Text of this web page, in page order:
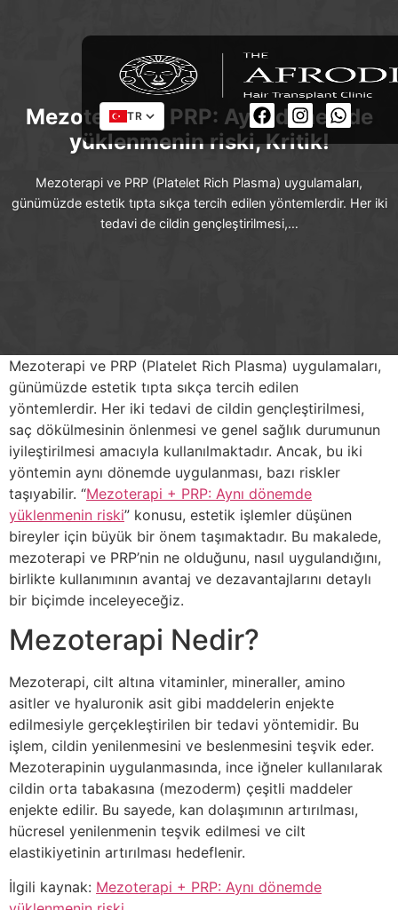
TR
Mezoterapi + PRP: Aynı dönemde
yüklenmenin riski, Kritik!
Mezoterapi ve PRP (Platelet Rich Plasma) uygulamaları,
günümüzde estetik tıpta sıkça tercih edilen yöntemlerdir. Her iki
tedavi de cildin gençleştirilmesi,…
Mezoterapi ve PRP (Platelet Rich Plasma) uygulamaları,
günümüzde estetik tıpta sıkça tercih edilen
yöntemlerdir. Her iki tedavi de cildin gençleştirilmesi,
saç dökülmesinin önlenmesi ve genel sağlık durumunun
iyileştirilmesi amacıyla kullanılmaktadır. Ancak, bu iki
yöntemin aynı dönemde uygulanması, bazı riskler
taşıyabilir. “Mezoterapi + PRP: Aynı dönemde
yüklenmenin riski” konusu, estetik işlemler düşünen
bireyler için büyük bir önem taşımaktadır. Bu makalede,
mezoterapi ve PRP’nin ne olduğunu, nasıl uygulandığını,
birlikte kullanımının avantaj ve dezavantajlarını detaylı
bir biçimde inceleyeceğiz.
Mezoterapi Nedir?
Mezoterapi, cilt altına vitaminler, mineraller, amino
asitler ve hyaluronik asit gibi maddelerin enjekte
edilmesiyle gerçekleştirilen bir tedavi yöntemidir. Bu
işlem, cildin yenilenmesini ve beslenmesini teşvik eder.
Mezoterapinin uygulanmasında, ince iğneler kullanılarak
cildin orta tabakasına (mezoderm) çeşitli maddeler
enjekte edilir. Bu sayede, kan dolaşımının artırılması,
hücresel yenilenmenin teşvik edilmesi ve cilt
elastikiyetinin artırılması hedeflenir.
İlgili kaynak: Mezoterapi + PRP: Aynı dönemde